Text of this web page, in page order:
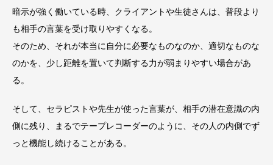
暗示が強く働いている時、クライアントや生徒さんは、普段より
も相手の言葉を受け取りやすくなる。
そのため、それが本当に自分に必要なものなのか、適切なものな
のかを、少し距離を置いて判断する力が弱まりやすい場合があ
る。
そして、セラピストや先生が使った言葉が、相手の潜在意識の内
側に残り、まるでテープレコーダーのように、その人の内側でず
っと機能し続けることがある。